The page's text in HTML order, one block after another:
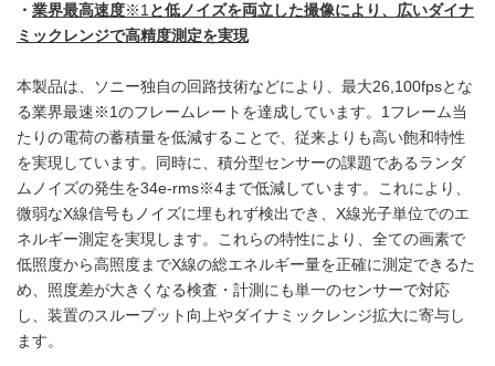
・ 業界最高速度※1 と低ノイズを両立した撮像により、広いダイナ
ミックレンジで高精度測定を実現
本製品は、ソニー独自の回路技術などにより、最大26,100fpsとな
る業界最速※1のフレームレートを達成しています。1フレーム当
たりの電荷の蓄積量を低減することで、従来よりも高い飽和特性
を実現しています。同時に、積分型センサーの課題であるランダ
ムノイズの発生を34e-rms※4まで低減しています。これにより、
微弱なX線信号もノイズに埋もれず検出でき、X線光子単位でのエ
ネルギー測定を実現します。これらの特性により、全ての画素で
低照度から高照度までX線の総エネルギー量を正確に測定できるた
め、照度差が大きくなる検査・計測にも単一のセンサーで対応
し、装置のスループット向上やダイナミックレンジ拡大に寄与し
ます。